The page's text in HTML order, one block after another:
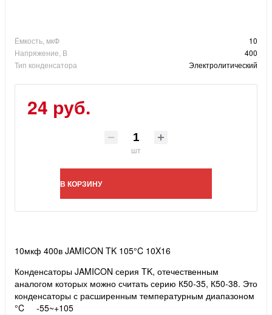
Ёмкость, мкФ
10
Напряжение, В
400
Тип конденсатора
Электролитический
24 руб.
шт
В КОРЗИНУ
10мкф 400в JAMICON TK 105°C 10X16
Конденсаторы JAMICON серия TK, отечественным
аналогом которых можно считать серию К50-35, К50-38. Это
конденсаторы с расширенным температурным диапазоном
°C -55~+105